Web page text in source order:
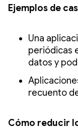
Ejemplos de
Una
periódicas
datos y
recuento
Cómo reducir